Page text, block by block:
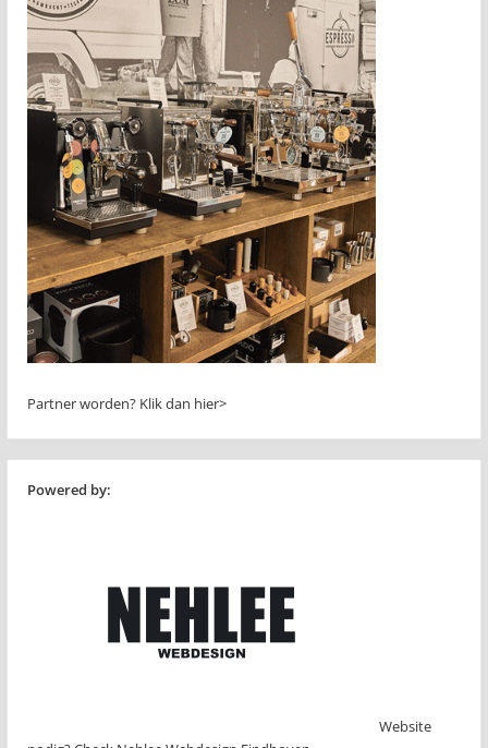
Partner worden? Klik dan hier>
Powered by:
Website